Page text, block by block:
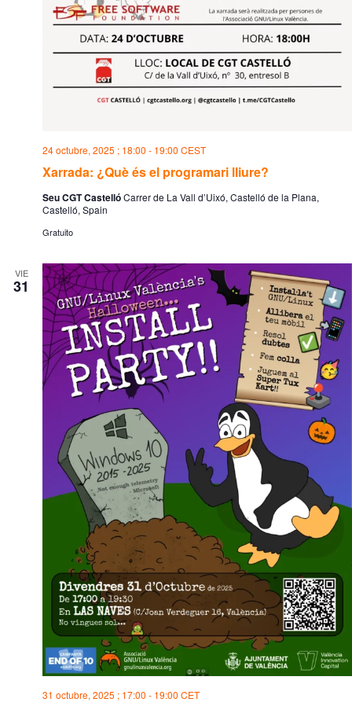
Xarrada: ¿Què és el programari lliure?
24 octubre, 2025 ; 18:00 - 19:00 CEST
Seu CGT CastellóCarrer de La Vall d’Uixó, Castelló de la Plana,
Castelló, Spain
Gratuito
VIE
31
31 octubre, 2025 ; 17:00 - 19:00 CET